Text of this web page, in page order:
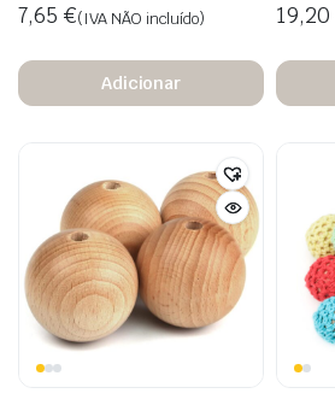
7,65 €(IVA NÃO incluído)
Adicionar
19,20